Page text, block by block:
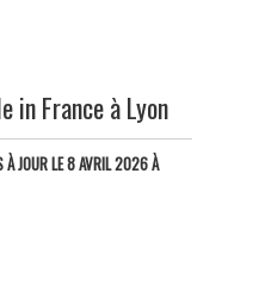
in France à Lyon
JOUR LE 8 AVRIL 2026 À